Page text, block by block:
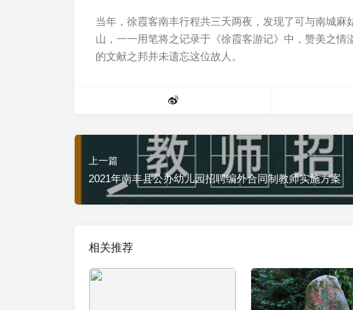
当年，徐霞客南丰行程共三天两夜，发现了可与南城
山，一一用笔将之记录于《徐霞客游记》中，赞美之
的文献之邦并未遗忘这位故人。
上一篇
2021年南丰县公办幼儿园招聘编外合同制教师实施方案
相关推荐